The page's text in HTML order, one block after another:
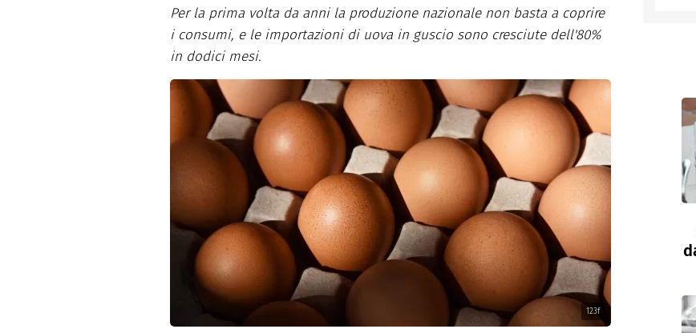
Dolci Pasqua
San Valentino
Per la prima volta da anni la produzione nazionale non basta a coprire
i consumi, e le importazioni di uova in guscio sono cresciute dell'80%
in dodici mesi.
123f